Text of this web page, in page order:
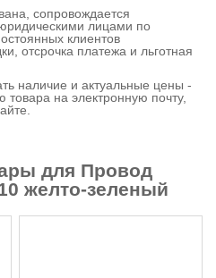
сопровождается
лицами по
клиентов
отсрочка платежа и льготная
наличие и актуальные цены -
на электронную почту,
для Провод
желто-зеленый